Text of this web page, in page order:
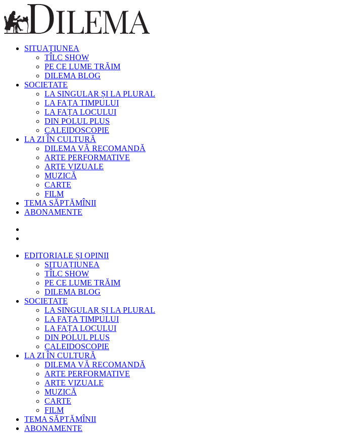
SITUAȚIUNEA
TÎLC SHOW
PE CE LUME TRĂIM
DILEMA BLOG
SOCIETATE
LA SINGULAR ȘI LA PLURAL
LA FAȚA TIMPULUI
LA FAȚA LOCULUI
DIN POLUL PLUS
CALEIDOSCOPIE
LA ZI ÎN CULTURĂ
DILEMA VĂ RECOMANDĂ
ARTE PERFORMATIVE
ARTE VIZUALE
MUZICĂ
CARTE
FILM
TEMA SĂPTĂMÎNII
ABONAMENTE
EDITORIALE ȘI OPINII
SITUAȚIUNEA
TÎLC SHOW
PE CE LUME TRĂIM
DILEMA BLOG
SOCIETATE
LA SINGULAR ȘI LA PLURAL
LA FAȚA TIMPULUI
LA FAȚA LOCULUI
DIN POLUL PLUS
CALEIDOSCOPIE
LA ZI ÎN CULTURĂ
DILEMA VĂ RECOMANDĂ
ARTE PERFORMATIVE
ARTE VIZUALE
MUZICĂ
CARTE
FILM
TEMA SĂPTĂMÎNII
ABONAMENTE